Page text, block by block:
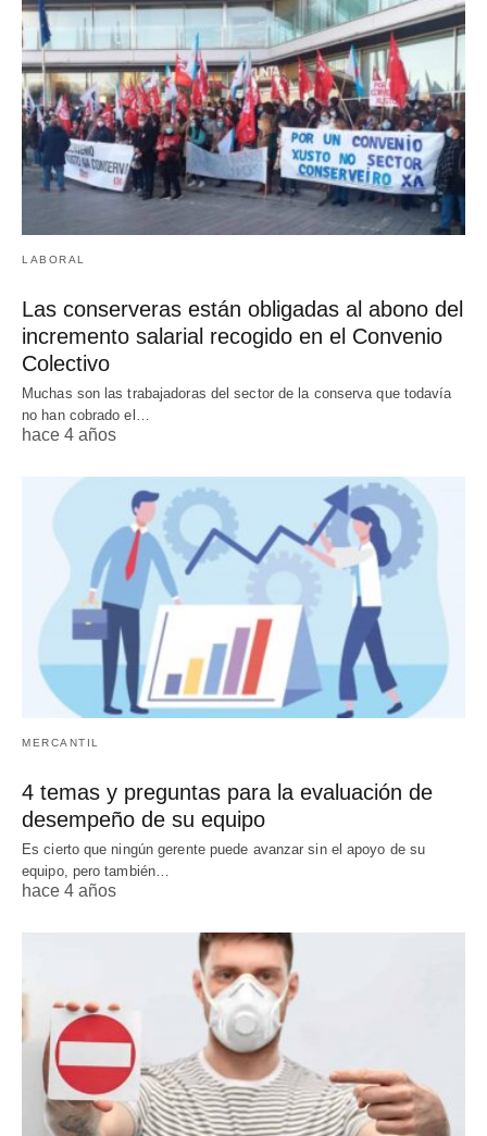
LABORAL
Las conserveras están obligadas al abono del
incremento salarial recogido en el Convenio
Colectivo
Muchas son las trabajadoras del sector de la conserva que todavía
no han cobrado el…
hace 4 años
MERCANTIL
4 temas y preguntas para la evaluación de
desempeño de su equipo
Es cierto que ningún gerente puede avanzar sin el apoyo de su
equipo, pero también…
hace 4 años